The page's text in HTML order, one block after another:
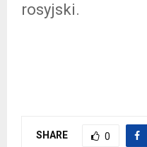
rosyjski.
SHARE 0